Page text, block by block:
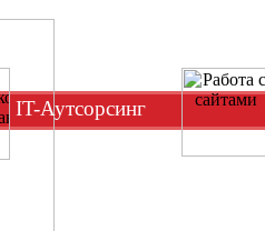
IT-Аутсорсинг